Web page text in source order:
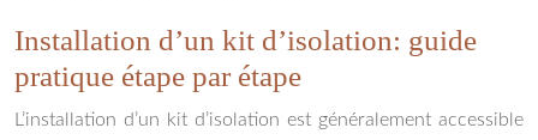
Installation d’un kit d’isolation: guide
pratique étape par étape
L’installation d’un kit d’isolation est généralement accessible